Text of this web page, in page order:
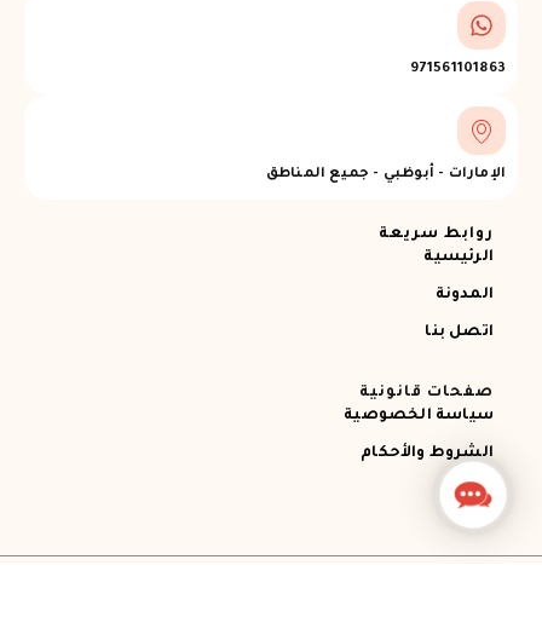
971561101863
الإمارات - أبوظبي - جميع المناطق
روابط سريعة
الرئيسية
المدونة
اتصل بنا
صفحات قانونية
سياسة الخصوصية
الشروط والأحكام
Contact
Us